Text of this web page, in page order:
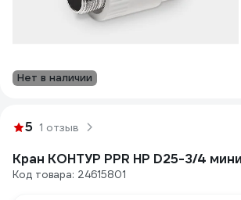
Нет в наличии
5 1 отзыв
Кран КОНТУР PPR НР D25-3/4
Код товара: 24615801